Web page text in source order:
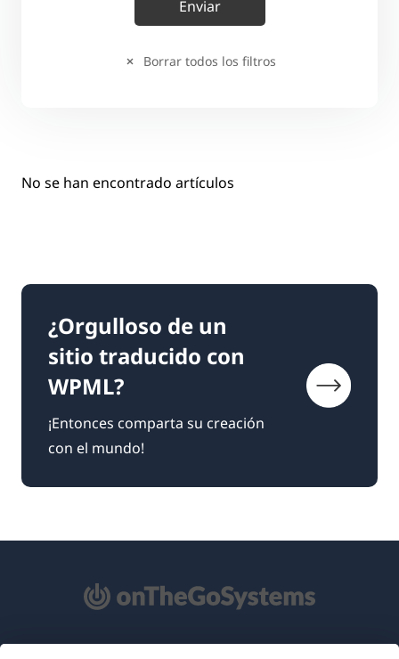
Borrar todos los filtros
No se han encontrado artículos
¿Orgulloso de un
sitio traducido con
WPML?
¡Entonces comparta su creación
con el mundo!